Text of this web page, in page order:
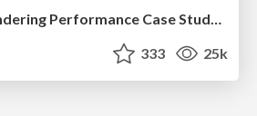
333 25k